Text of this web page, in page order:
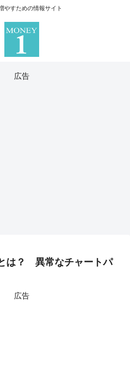
やすための情報サイト
広告
は？ 異常なチャートパ
広告